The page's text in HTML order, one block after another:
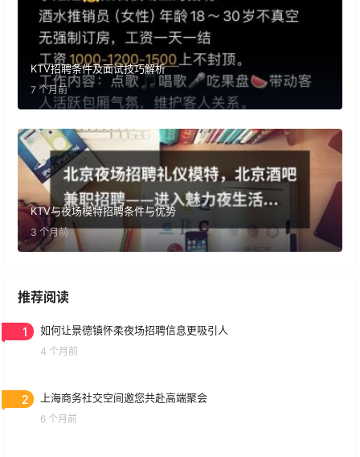
KTV招聘条件及面试技巧解析
7 个月前
KTV与夜场模特招聘条件与优势
3 个月前
推荐阅读
1 如何让景德镇怀柔夜场招聘信息更吸引人
4 个月前
2 上海商务社交空间邀您共赴高端聚会
6 个月前